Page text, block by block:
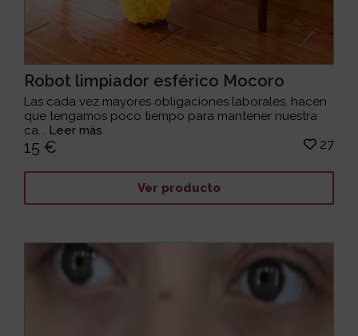
Robot limpiador esférico Mocoro
Las cada vez mayores obligaciones laborales, hacen
que tengamos poco tiempo para mantener nuestra
ca... Leer más
15 € 27
Ver producto